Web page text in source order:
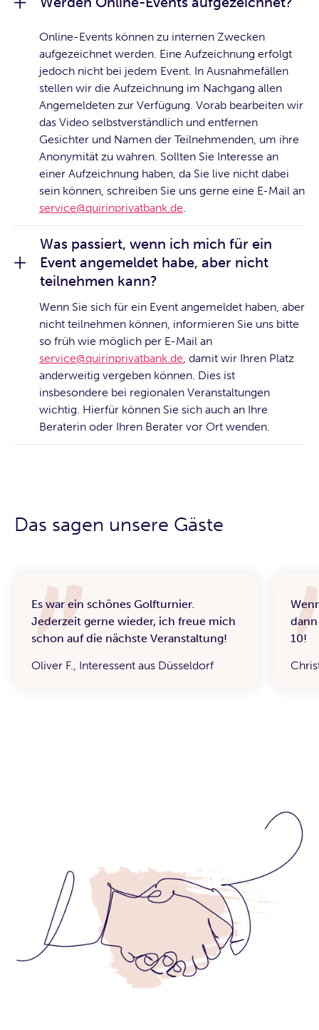
Online-Events können zu internen Zwecken
aufgezeichnet werden. Eine Aufzeichnung erfolgt
jedoch nicht bei jedem Event. In Ausnahmefällen
stellen wir die Aufzeichnung im Nachgang allen
Angemeldeten zur Verfügung. Vorab bearbeiten wir
das Video selbstverständlich und entfernen
Gesichter und Namen der Teilnehmenden, um ihre
Anonymität zu wahren. Sollten Sie Interesse an
einer Aufzeichnung haben, da Sie live nicht dabei
sein können, schreiben Sie uns gerne eine E-Mail an
service@quirinprivatbank.de.
Was passiert, wenn ich mich für ein
Event angemeldet habe, aber nicht
teilnehmen kann?
Wenn Sie sich für ein Event angemeldet haben, aber
nicht teilnehmen können, informieren Sie uns bitte
so früh wie möglich per E-Mail an
service@quirinprivatbank.de, damit wir Ihren Platz
anderweitig vergeben können. Dies ist
insbesondere bei regionalen Veranstaltungen
wichtig. Hierfür können Sie sich auch an Ihre
Beraterin oder Ihren Berater vor Ort wenden.
Das sagen unsere Gäste
Es war ein schönes Golfturnier.
Jederzeit gerne wieder, ich freue mich
schon auf die nächste Veranstaltung!
Oliver F., Interessent aus Düsseldorf
10!